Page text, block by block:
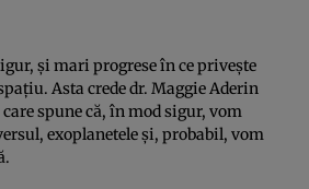
și mari progrese în ce privește
Asta crede dr. Maggie Aderin
spune că, în mod sigur, vom
exoplanetele și, probabil, vom